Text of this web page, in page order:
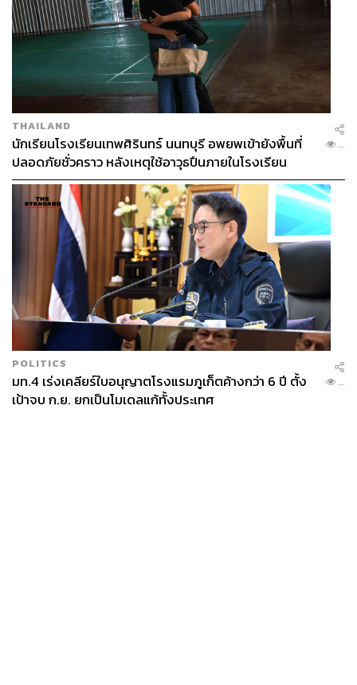
THAILAND
นักเรียนโรงเรียนเทพศิรินทร์ นนทบุรี อพยพเข้ายังพื้นที่
ปลอดภัยชั่วคราว หลังเหตุใช้อาวุธปืนภายในโรงเรียน
คลี่คลาย
...
POLITICS
มท.4 เร่งเคลียร์ใบอนุญาตโรงแรมภูเก็ตค้างกว่า 6 ปี ตั้ง
เป้าจบ ก.ย. ยกเป็นโมเดลแก้ทั้งประเทศ
...